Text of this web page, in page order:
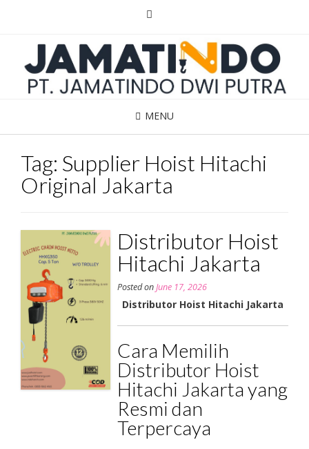
MENU
Tag: Supplier Hoist Hitachi
Original Jakarta
Distributor Hoist
Hitachi Jakarta
Posted onJune 17, 2026
Distributor Hoist Hitachi Jakarta
Cara Memilih
Distributor Hoist
Hitachi Jakarta yang
Resmi dan
Terpercaya